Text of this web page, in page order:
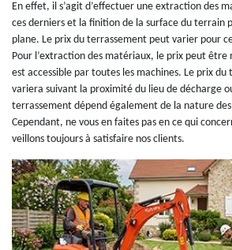
En effet, il s’agit d’effectuer une extraction des
ces derniers et la finition de la surface du terrain
plane. Le prix du terrassement peut varier pour
Pour l’extraction des matériaux, le prix peut être
est accessible par toutes les machines. Le prix
variera suivant la proximité du lieu de décharge
terrassement dépend également de la nature
Cependant, ne vous en faites pas en ce qui
veillons toujours à satisfaire nos clients.